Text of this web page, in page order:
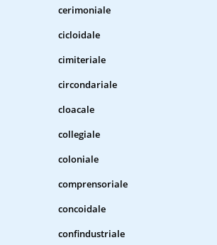
cerimoniale
cicloidale
cimiteriale
circondariale
cloacale
collegiale
coloniale
comprensoriale
concoidale
confindustriale